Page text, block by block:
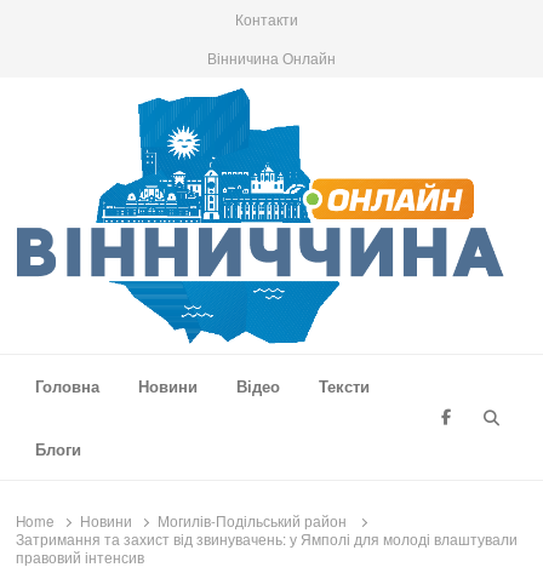
Контакти
Вінничина Онлайн
Головна
Новини Відео Тексти
Блоги
Home Новини
Могилів-Подільський район
Затримання та захист від звинувачень: у Ямполі для молоді влаштували
правовий інтенсив